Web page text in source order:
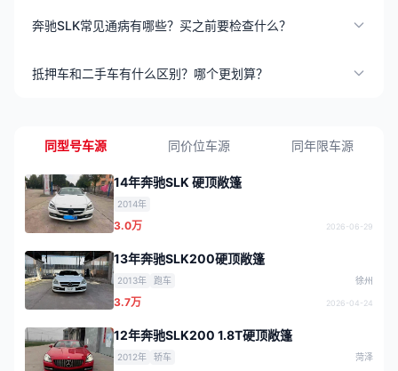
奔驰SLK常见通病有哪些？买之前要检查什么？
抵押车和二手车有什么区别？哪个更划算？
同型号车源 同价位车源 同年限车源
14年奔驰SLK 硬顶敞篷
2014年
3.0万 2026-06-29
13年奔驰SLK200硬顶敞篷
2013年 跑车 徐州
3.7万 2026-04-24
12年奔驰SLK200 1.8T硬顶敞篷
2012年 轿车 菏泽